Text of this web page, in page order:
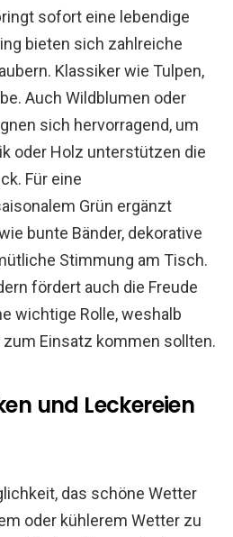
sofort eine lebendige
bieten sich zahlreiche
Klassiker wie Tulpen,
Auch Wildblumen oder
sich hervorragend, um
oder Holz unterstützen die
Für eine
Grün ergänzt
bunte Bänder, dekorative
Stimmung am Tisch.
fördert auch die Freude
wichtige Rolle, weshalb
Einsatz kommen sollten.
und Leckereien
das schöne Wetter
oder kühlerem Wetter zu